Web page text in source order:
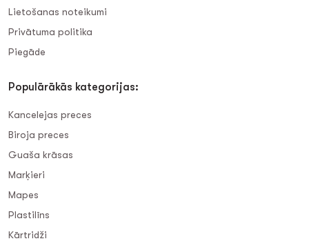
Lietošanas noteikumi
Privātuma politika
Piegāde
Populārākās kategorijas:
Kancelejas preces
Biroja preces
Guaša krāsas
Marķieri
Mapes
Plastilīns
Kārtridži